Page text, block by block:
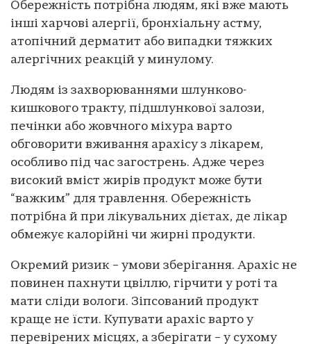
Обережність потрібна людям, які вже мають
інші харчові алергії, бронхіальну астму,
атопічний дерматит або випадки тяжких
алергічних реакцій у минулому.
Людям із захворюваннями шлунково-
кишкового тракту, підшлункової залози,
печінки або жовчного міхура варто
обговорити вживання арахісу з лікарем,
особливо під час загострень. Адже через
високий вміст жирів продукт може бути
“важким” для травлення. Обережність
потрібна й при лікувальних дієтах, де лікар
обмежує калорійні чи жирні продукти.
Окремий ризик – умови зберігання. Арахіс не
повинен пахнути цвіллю, гірчити у роті та
мати сліди вологи. Зіпсований продукт
краще не їсти. Купувати арахіс варто у
перевірених місцях, а зберігати – у сухому